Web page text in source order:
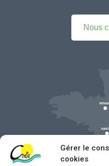
Gérer le
cookies
Nous